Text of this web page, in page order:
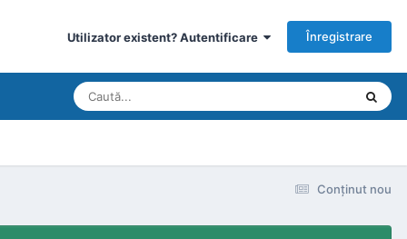
Utilizator existent? Autentificare Înregistrare
Conţinut nou